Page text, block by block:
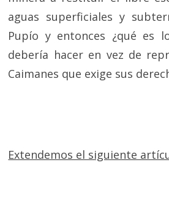
aguas superficiales y
Pupío y entonces ¿qué es
debería hacer en vez de
Caimanes que exige sus
Extendemos el siguiente